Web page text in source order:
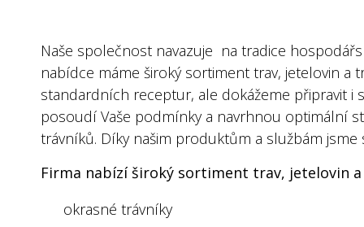
Naše společnost navazuje na tradice
nabídce máme široký sortiment trav, jetelovin a
standardních receptur, ale dokážeme připravit i
posoudí Vaše podmínky a navrhnou optimální
trávníků. Díky našim produktům a službám
Firma nabízí široký sortiment trav, jetelovin
okrasné trávníky